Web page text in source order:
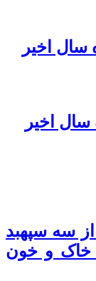
سال اخیر
سال اخیر
سه سپهبد
خاک و خون